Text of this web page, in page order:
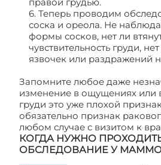
6. Теперь проводим
соска и ореола. Не
формы сосков, нет ли
чувствительность груди,
язвочек или раздражений
Запомните любое даже
изменение в ощущениях или
груди это уже плохой
обязательно признак
любом случае с визитом к
КОГДА НУЖНО
ОБСЛЕДОВАНИЕ У